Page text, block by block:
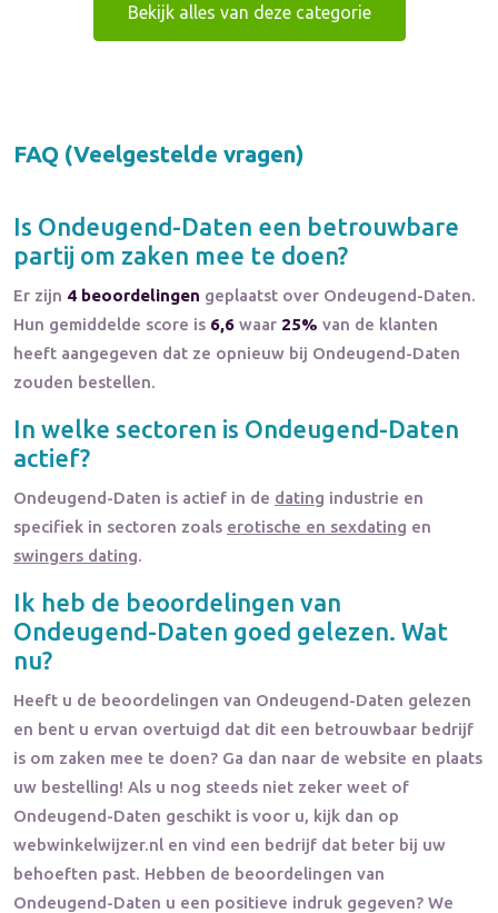
Bekijk alles van deze categorie
FAQ (Veelgestelde vragen)
Is Ondeugend-Daten een betrouwbare
partij om zaken mee te doen?
Er zijn 4 beoordelingen geplaatst over Ondeugend-Daten.
Hun gemiddelde score is 6,6 waar 25% van de klanten
heeft aangegeven dat ze opnieuw bij Ondeugend-Daten
zouden bestellen.
In welke sectoren is Ondeugend-Daten
actief?
Ondeugend-Daten is actief in de dating industrie en
specifiek in sectoren zoals erotische en sexdating en
swingers dating.
Ik heb de beoordelingen van
Ondeugend-Daten goed gelezen. Wat
nu?
Heeft u de beoordelingen van Ondeugend-Daten gelezen
en bent u ervan overtuigd dat dit een betrouwbaar bedrijf
is om zaken mee te doen? Ga dan naar de website en plaats
uw bestelling! Als u nog steeds niet zeker weet of
Ondeugend-Daten geschikt is voor u, kijk dan op
webwinkelwijzer.nl en vind een bedrijf dat beter bij uw
behoeften past. Hebben de beoordelingen van
Ondeugend-Daten u een positieve indruk gegeven? We